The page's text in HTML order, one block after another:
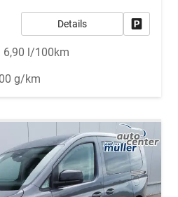
Details
6,90 l/100km
g/km